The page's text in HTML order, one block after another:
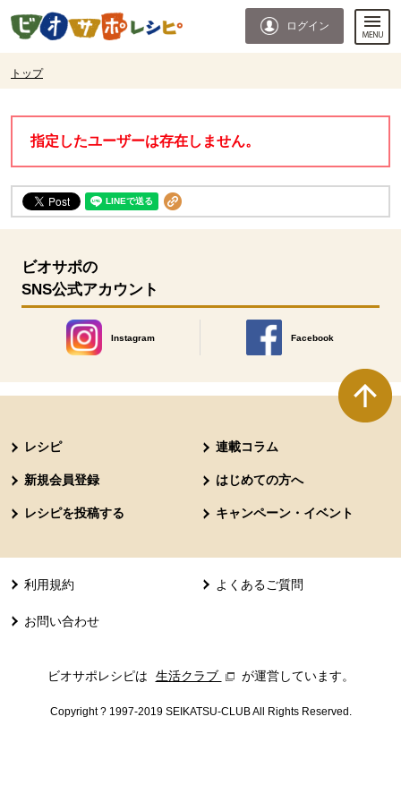
ページの先頭です。
ログイン
トップ
現在位置ここまで
指定したユーザーは存在しません。
ビオサポの
SNS公式アカウント
Instagram
別のウィンドウで開きます。
Facebook
別のウィンドウで開きます
レシピ 連載コラム
新規会員登録 はじめての方へ
レシピを投稿する キャンペーン・イベント
利用規約 よくあるご質問
お問い合わせ
ビオサポレシピは 生活クラブ 別のウィンドウで開きます。
が運営しています。
Copyright ? 1997-2019 SEIKATSU-CLUB All Rights Reserved.